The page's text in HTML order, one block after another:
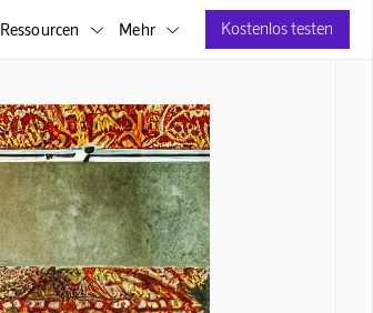
Ressourcen  Mehr  Kostenlos testen